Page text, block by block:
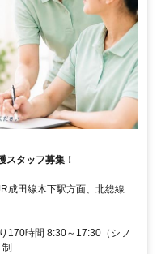
スタッフ募集！
成田線木下駅方面、北総線印
ス停より徒歩3分 ★車・自転
170時間 8:30～17:30（シフ
制